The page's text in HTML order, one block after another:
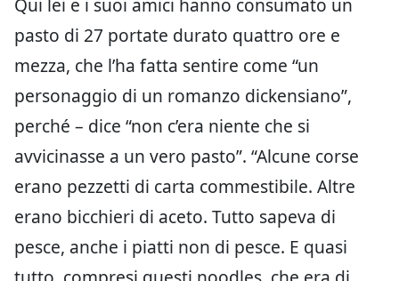
pasto di 27 portate durato quattro ore e
mezza, che l’ha fatta sentire come “un
personaggio di un romanzo dickensiano”,
perché – dice “non c’era niente che si
avvicinasse a un vero pasto”. “Alcune corse
erano pezzetti di carta commestibile. Altre
erano bicchieri di aceto. Tutto sapeva di
pesce, anche i piatti non di pesce. E quasi